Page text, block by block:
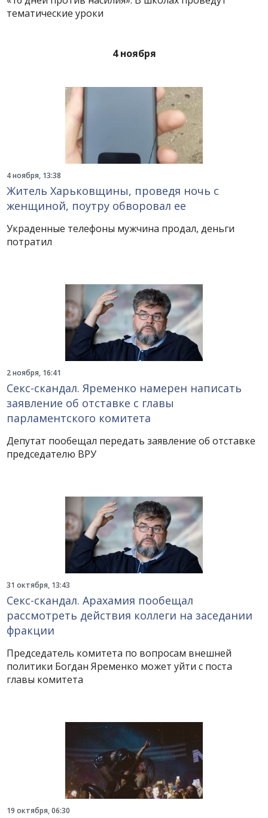
тематические уроки
4 ноября
4 ноября, 13:38
Житель Харьковщины, проведя ночь с
женщиной, поутру обворовал ее
Украденные телефоны мужчина продал, деньги
потратил
2 ноября, 16:41
Секс-скандал. Яременко намерен написать
заявление об отставке с главы
парламентского комитета
Депутат пообещал передать заявление об отставке
председателю ВРУ
31 октября, 13:43
Секс-скандал. Арахамия пообещал
рассмотреть действия коллеги на заседании
фракции
Председатель комитета по вопросам внешней
политики Богдан Яременко может уйти с поста
главы комитета
19 октября, 06:30